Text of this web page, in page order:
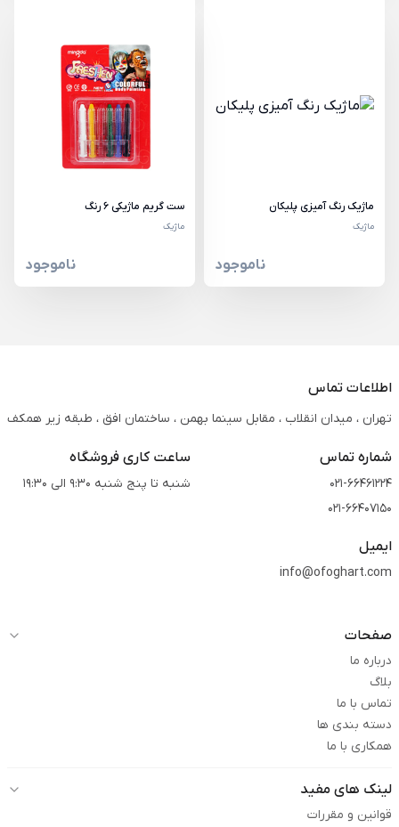
ماژیک رنگ آمیزی پلیکان
ماژیک
ناموجود
ست گریم ماژیکی 6 رنگ
ماژیک
ناموجود
اطلاعات تماس
تهران ، میدان انقلاب ، مقابل سینما بهمن ، ساختمان افق ، طبقه زیر همکف
شماره تماس
021-66461224
021-66407150
ساعت کاری فروشگاه
شنبه تا پنج شنبه 9:30 الی 19:30
ایمیل
info@ofoghart.com
صفحات
درباره ما
بلاگ
تماس با ما
دسته بندی ها
همکاری با ما
لینک های مفید
قوانین و مقررات